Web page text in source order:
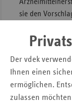
Der vdek
Ihnen einen
ermöglichen.
zulassen
sie den
geltenden
Prozent zu
noch weiter
unglaubwürdig.
nicht der GKV.